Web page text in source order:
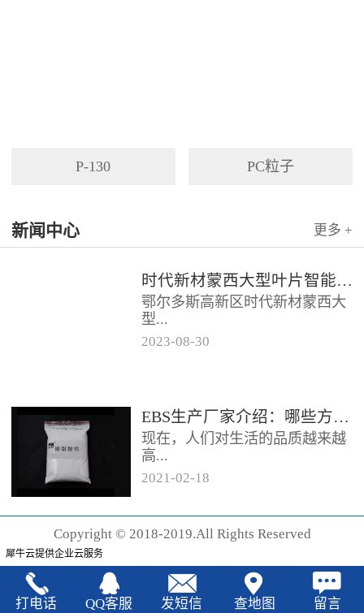
P-130 PC粒子
新闻中心 更多 +
时代新材蒙西大型叶片智能制造基地项目开工
鄂尔多斯高新区时代新材蒙西大
型...
分为...
2023-08-30
EBS生产厂家‍介绍：哪些方法可以验证EBS的润滑效果
现在，人们对生活的品质越来越
高...
声也越来越强烈，很多厂家在利
2021-02-18
Copyright © 2018-2019.All Rights Reserved
犀牛云提供企业云服务
打电话 QQ客服 发短信 查地图 留言